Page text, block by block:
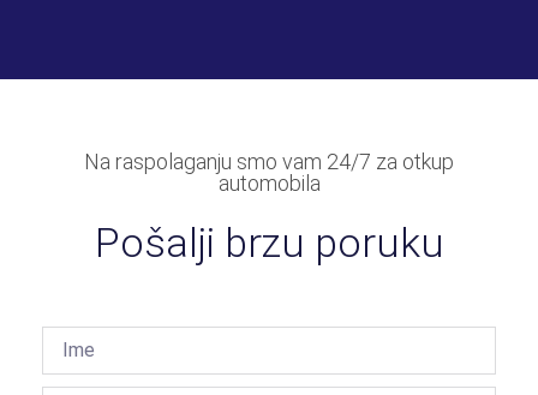
Na raspolaganju smo vam 24/7 za otkup
automobila
Pošalji brzu poruku